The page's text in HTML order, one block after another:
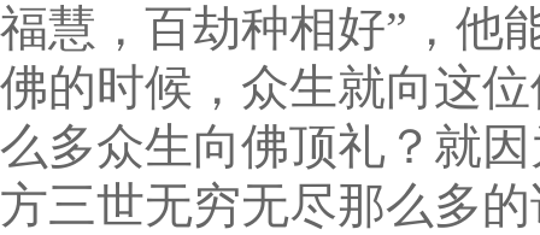
福慧，百劫种相好”，他
佛的时候，众生就向这
么多众生向佛顶礼？就
方三世无穷无尽那么多